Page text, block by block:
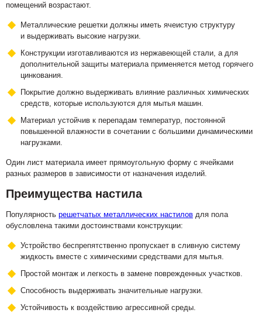
помещений возрастают.
Металлические решетки должны иметь ячеистую структуру
и выдерживать высокие нагрузки.
Конструкции изготавливаются из нержавеющей стали, а для
дополнительной защиты материала применяется метод горячего
цинкования.
Покрытие должно выдерживать влияние различных химических
средств, которые используются для мытья машин.
Материал устойчив к перепадам температур, постоянной
повышенной влажности в сочетании с большими динамическими
нагрузками.
Один лист материала имеет прямоугольную форму с ячейками
разных размеров в зависимости от назначения изделий.
Преимущества настила
Популярность решетчатых металлических настилов для пола
обусловлена такими достоинствами конструкции:
Устройство беспрепятственно пропускает в сливную систему
жидкость вместе с химическими средствами для мытья.
Простой монтаж и легкость в замене поврежденных участков.
Способность выдерживать значительные нагрузки.
Устойчивость к воздействию агрессивной среды.